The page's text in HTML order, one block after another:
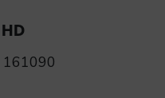
HD
161090